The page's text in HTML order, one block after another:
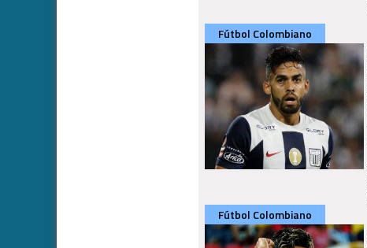
Fútbol Colombiano
Fútbol Colombiano